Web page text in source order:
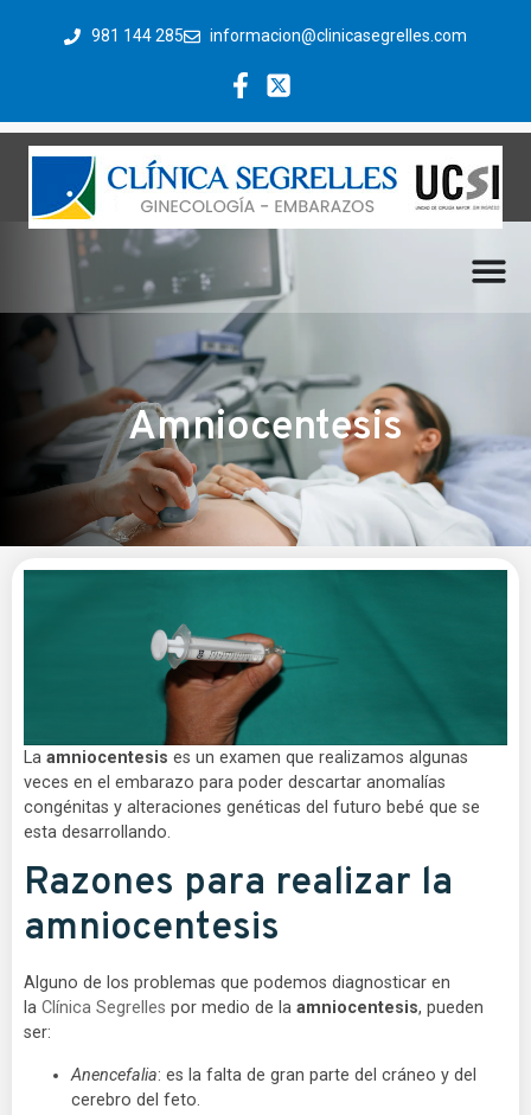
981 144 285 informacion@clinicasegrelles.com
Amniocentesis
La amniocentesis es un examen que realizamos algunas
veces en el embarazo para poder descartar anomalías
congénitas y alteraciones genéticas del futuro bebé que se
esta desarrollando.
Razones para realizar la
amniocentesis
Alguno de los problemas que podemos diagnosticar en
la Clínica Segrelles por medio de la amniocentesis, pueden
ser:
Anencefalia: es la falta de gran parte del cráneo y del
cerebro del feto.